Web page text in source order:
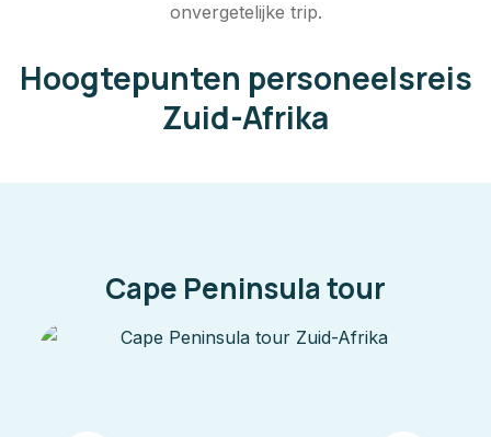
onvergetelijke trip.
Hoogtepunten personeelsreis
Zuid-Afrika
Cape Peninsula tour